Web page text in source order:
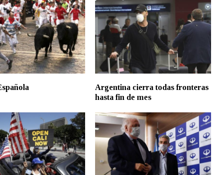
Argentina cierra todas fronteras
hasta fin de mes